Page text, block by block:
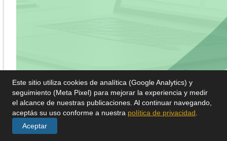
Este sitio utiliza cookies de analítica (Google Analytics) y
seguimiento (Meta Pixel) para mejorar la experiencia y medir
el alcance de nuestras publicaciones. Al continuar navegando,
aceptás su uso conforme a nuestra política de privacidad
Aceptar